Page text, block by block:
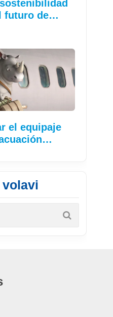
futuro de…
el equipaje
volavi